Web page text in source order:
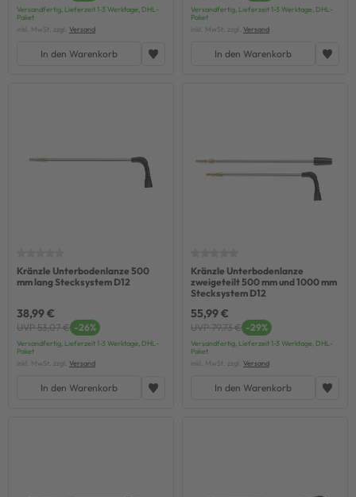
Versandfertig, Lieferzeit 1-3 Werktage, DHL-
Paket
inkl. MwSt. zzgl. Versand
In den Warenkorb
Versandfertig, Lieferzeit 1-3 Werktage, DHL-
Paket
inkl. MwSt. zzgl. Versand
In den Warenkorb
Kränzle Unterbodenlanze 500
mm lang Stecksystem D12
38,99 €
UVP 53,07 € -26%
Versandfertig, Lieferzeit 1-3 Werktage, DHL-
Paket
inkl. MwSt. zzgl. Versand
In den Warenkorb
Kränzle Unterbodenlanze
zweigeteilt 500 mm und 1000 mm
Stecksystem D12
55,99 €
UVP 79,73 € -29%
Versandfertig, Lieferzeit 1-3 Werktage, DHL-
Paket
inkl. MwSt. zzgl. Versand
In den Warenkorb